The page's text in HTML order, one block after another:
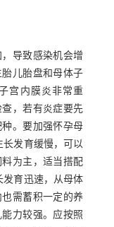
导致感染机会增
儿胎盘和母体子
宫内膜炎非常重
，若有炎症要先
。要加强怀孕母
长发育缓慢，可以
为主，适当搭配
发育迅速，从母体
需蓄积一定的养
力较强。应按照